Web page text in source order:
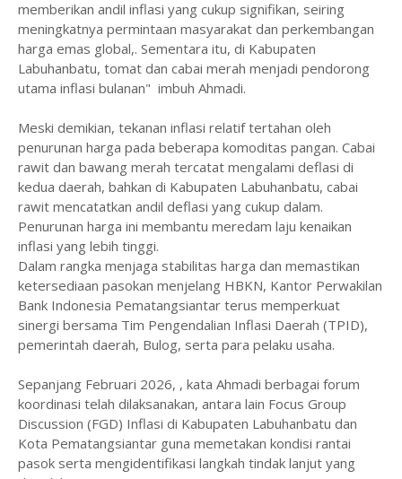
memberikan andil inflasi yang cukup signifikan, seiring
meningkatnya permintaan masyarakat dan perkembangan
harga emas global,. Sementara itu, di Kabupaten
Labuhanbatu, tomat dan cabai merah menjadi pendorong
utama inflasi bulanan" imbuh Ahmadi.
Meski demikian, tekanan inflasi relatif tertahan oleh
penurunan harga pada beberapa komoditas pangan. Cabai
rawit dan bawang merah tercatat mengalami deflasi di
kedua daerah, bahkan di Kabupaten Labuhanbatu, cabai
rawit mencatatkan andil deflasi yang cukup dalam.
Penurunan harga ini membantu meredam laju kenaikan
inflasi yang lebih tinggi.
Dalam rangka menjaga stabilitas harga dan memastikan
ketersediaan pasokan menjelang HBKN, Kantor Perwakilan
Bank Indonesia Pematangsiantar terus memperkuat
sinergi bersama Tim Pengendalian Inflasi Daerah (TPID),
pemerintah daerah, Bulog, serta para pelaku usaha.
Sepanjang Februari 2026, , kata Ahmadi berbagai forum
koordinasi telah dilaksanakan, antara lain Focus Group
Discussion (FGD) Inflasi di Kabupaten Labuhanbatu dan
Kota Pematangsiantar guna memetakan kondisi rantai
pasok serta mengidentifikasi langkah tindak lanjut yang